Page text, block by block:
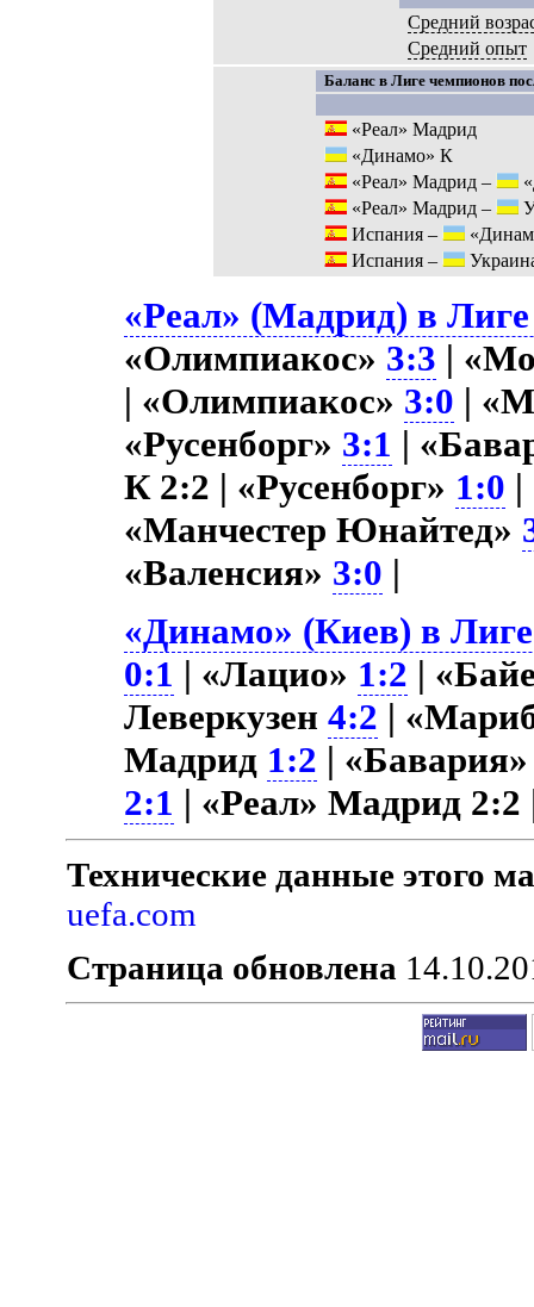
Средний
Средний опыт
Баланс в Лиге чемпионов
«Реал» Мадрид
«Динамо» К
«Реал» Мадрид –
«Реал» Мадрид –
Испания –
Испания –
«Реал» (Мадрид) в
«Олимпиакос» 3:3 |
| «Олимпиакос» 3:0 |
«Русенборг» 3:1 |
К 2:2 | «Русенборг» 1:0
«Манчестер Юнайтед»
«Валенсия» 3:0 |
«Динамо» (Киев) в
0:1 | «Лацио» 1:2 |
Леверкузен4:2 |
Мадрид 1:2 |
2:1 | «Реал» Мадрид
Технические данные этого
uefa.com
Страница обновлена